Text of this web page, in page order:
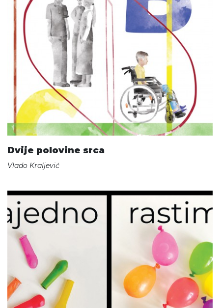
Dvije polovine srca
Vlado Kraljević